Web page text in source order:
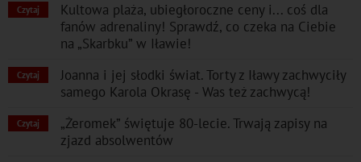
Czytaj
Kultowa plaża, ubiegłoroczne ceny i... coś dla
fanów adrenaliny! Sprawdź, co czeka na Ciebie
na „Skarbku” w Iławie!
Czytaj
Joanna i jej słodki świat. Torty z Iławy zachwyciły
samego Karola Okrasę - Was też zachwycą!
Czytaj
„Żeromek” świętuje 80-lecie. Trwają zapisy na
zjazd absolwentów